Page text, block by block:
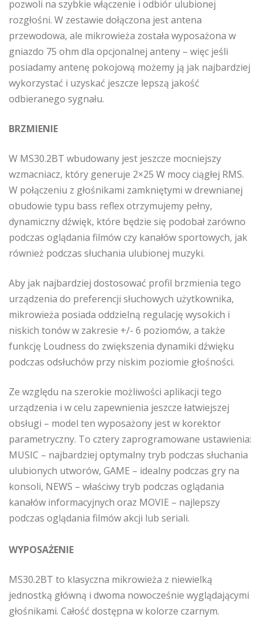
pozwoli na szybkie włączenie i odbiór ulubionej
rozgłośni. W zestawie dołączona jest antena
przewodowa, ale mikrowieża została wyposażona w
gniazdo 75 ohm dla opcjonalnej anteny – więc jeśli
posiadamy antenę pokojową możemy ją jak najbardziej
wykorzystać i uzyskać jeszcze lepszą jakość
odbieranego sygnału.
BRZMIENIE
W MS30.2BT wbudowany jest jeszcze mocniejszy
wzmacniacz, który generuje 2×25 W mocy ciągłej RMS.
W połączeniu z głośnikami zamkniętymi w drewnianej
obudowie typu bass reflex otrzymujemy pełny,
dynamiczny dźwięk, które będzie się podobał zarówno
podczas oglądania filmów czy kanałów sportowych, jak
również podczas słuchania ulubionej muzyki.
Aby jak najbardziej dostosować profil brzmienia tego
urządzenia do preferencji słuchowych użytkownika,
mikrowieża posiada oddzielną regulację wysokich i
niskich tonów w zakresie +/- 6 poziomów, a także
funkcję Loudness do zwiększenia dynamiki dźwięku
podczas odsłuchów przy niskim poziomie głośności.
Ze względu na szerokie możliwości aplikacji tego
urządzenia i w celu zapewnienia jeszcze łatwiejszej
obsługi – model ten wyposażony jest w korektor
parametryczny. To cztery zaprogramowane ustawienia:
MUSIC – najbardziej optymalny tryb podczas słuchania
ulubionych utworów, GAME – idealny podczas gry na
konsoli, NEWS – właściwy tryb podczas oglądania
kanałów informacyjnych oraz MOVIE – najlepszy
podczas oglądania filmów akcji lub seriali.
WYPOSAŻENIE
MS30.2BT to klasyczna mikrowieża z niewielką
jednostką główną i dwoma nowocześnie wyglądającymi
głośnikami. Całość dostępna w kolorze czarnym.